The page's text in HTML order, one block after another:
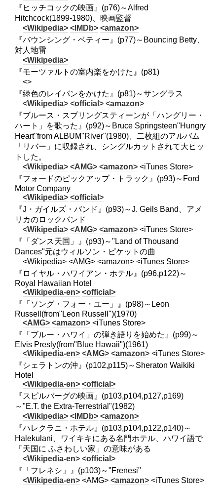
『ヒッチコックの映画』(p76)～Alfred
Hitchcock(1899-1980)、映画監督
<Wikipedia> <IMDb> <amazon>
『バウンシング・ベティー』(p77)～Bouncing Betty、
対人地雷
<Wikipedia>
『モーツァルトの室内楽をかけた』(p81)
<>
『緑色のレイバンをかけた』(p81)～サングラス
<Wikipedia> <official> <amazon>
『ブルース・スプリングスティーンが「ハングリー・
ハート」を歌った』(p92)～Bruce Springsteen"Hungry
Heart"from ALBUM"River"(1980)、二枚組のアルバム
「リバー」に収録され、シングルカットされて大ヒッ
トした。
<Wikipedia> <AMG> <amazon> <iTunes Store>
『フォードのピックアップ・トラック』(p93)～Ford
Motor Company
<Wikipedia> <official>
『J・ガイルズ・バンド』(p93)～J. Geils Band、アメ
リカのロックバンド
<Wikipedia> <AMG> <amazon> <iTunes Store>
『「ダンス天国」』(p93)～"Land of Thousand
Dances"元はウィルソン・ピケットの曲
<Wikipedia> <AMG> <amazon> <iTunes Store>
『ロイヤル・ハワイアン・ホテル』(p96,p122)～
Royal Hawaiian Hotel
<Wikipedia-en> <official>
『「ソング・フォー・ユー」』(p98)～Leon
Russell(from"Leon Russell")(1970)
<AMG> <amazon> <iTunes Store>
『「ブルー・ハワイ」の弾き語りを始めた』(p99)～
Elvis Presly(from"Blue Hawaii")(1961)
<Wikipedia-en> <AMG> <amazon> <iTunes Store>
『シェラトンの沖』(p102,p115)～Sheraton Waikiki
Hotel
<Wikipedia-en> <official>
『スピルバーグの映画』(p103,p104,p127,p169)
～"E.T. the Extra-Terrestrial"(1982)
<Wikipedia> <IMDb> <amazon>
『ハレクラニ・ホテル』(p103,p104,p122,p140)～
Halekulani、ワイキキにある名門ホテル、ハワイ語で
「天国に ふさわしい家」の意味がある
<Wikipedia-en> <official>
『「フレネシ」』(p103)～"Frenesi"
<Wikipedia-en> <AMG> <amazon> <iTunes Store>